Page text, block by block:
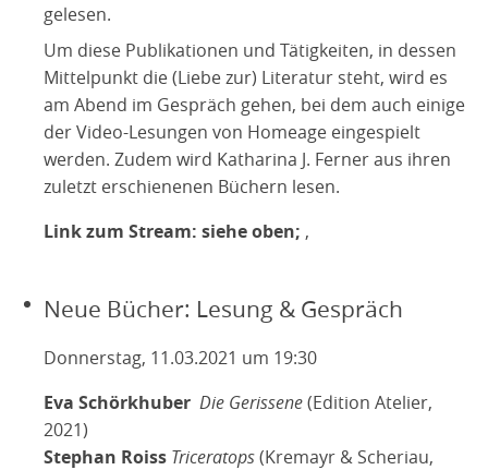
gelesen.
Um diese Publikationen und Tätigkeiten, in dessen
Mittelpunkt die (Liebe zur) Literatur steht, wird es
am Abend im Gespräch gehen, bei dem auch einige
der Video-Lesungen von Homeage eingespielt
werden. Zudem wird Katharina J. Ferner aus ihren
zuletzt erschienenen Büchern lesen.
Link zum Stream: siehe oben; ,
Neue Bücher: Lesung & Gespräch
Donnerstag, 11.03.2021 um 19:30
Eva Schörkhuber Die Gerissene(Edition Atelier,
2021)
Stephan Roiss Triceratops(Kremayr & Scheriau,